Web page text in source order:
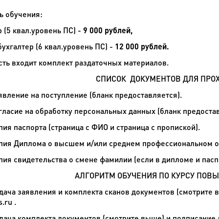
обучения:
(5 квал.уровень ПС) - 9 000 рублей,
(6 квал.уровень ПС) - 12 000 рублей.
входит комплект раздаточных материалов.
СПИСОК ДОКУМЕНТОВ ДЛЯ
на поступление (бланк предоставляется).
на обработку персональных данных (бланк
(страница с ФИО и страница с пропиской).
о высшем и/или среднем профессиональном
о смене фамилии (если в дипломе и
АЛГОРИТМ ОБУЧЕНИЯ ПО КУРСУ
заявления и комплекта сканов документов (смотрите
.